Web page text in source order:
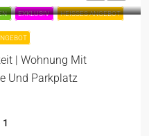
EXKLUSIV HEISSES ANGEBOT
| Wohnung Mit
Und Parkplatz
1